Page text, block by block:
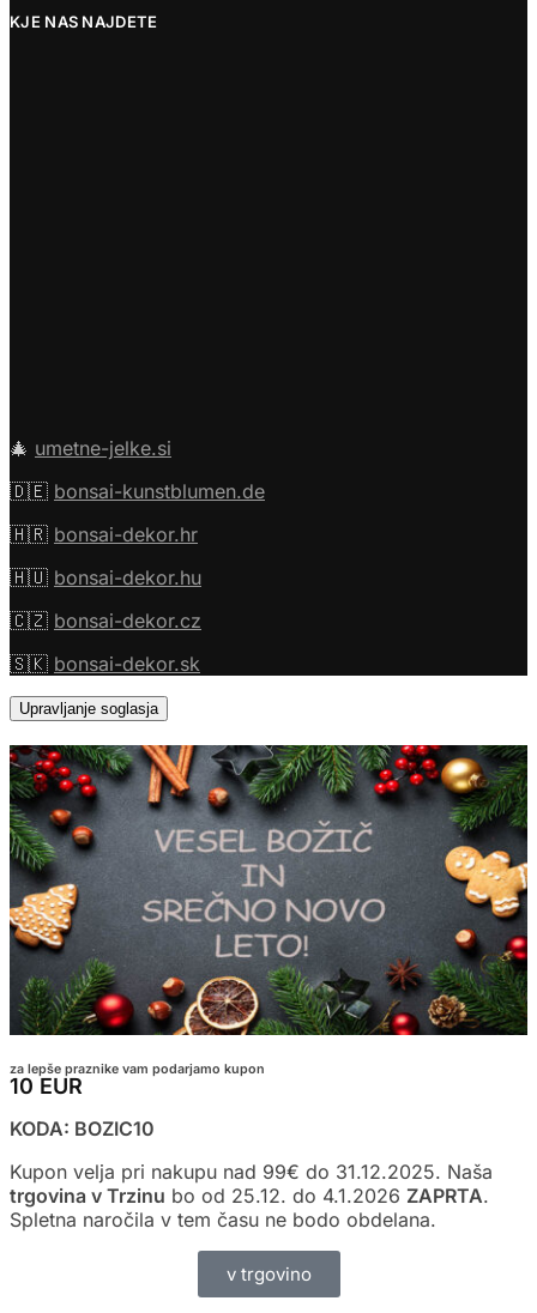
KJE NAS NAJDETE
🎄 umetne-jelke.si
🇩🇪 bonsai-kunstblumen.de
🇭🇷 bonsai-dekor.hr
🇭🇺 bonsai-dekor.hu
🇨🇿 bonsai-dekor.cz
🇸🇰 bonsai-dekor.sk
Upravljanje soglasja
za lepše praznike vam podarjamo kupon
10 EUR
KODA: BOZIC10
Kupon velja pri nakupu nad 99€ do 31.12.2025. Naša
trgovina v Trzinu bo od 25.12. do 4.1.2026 ZAPRTA.
Spletna naročila v tem času ne bodo obdelana.
v trgovino